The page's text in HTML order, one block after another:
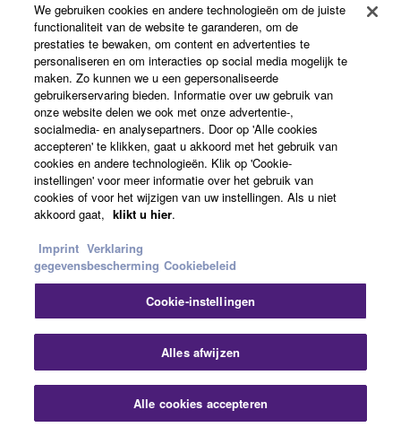
Harmony/Arpeggio
DSP
We gebruiken cookies en andere technologieën om de juiste
functionaliteit van de website te garanderen, om de
prestaties te bewaken, om content en advertenties te
personaliseren en om interacties op social media mogelijk te
maken. Zo kunnen we u een gepersonaliseerde
gebruikerservaring bieden. Informatie over uw gebruik van
onze website delen we ook met onze advertentie-,
socialmedia- en analysepartners. Door op 'Alle cookies
accepteren' te klikken, gaat u akkoord met het gebruik van
cookies en andere technologieën. Klik op 'Cookie-
instellingen' voor meer informatie over het gebruik van
cookies of voor het wijzigen van uw instellingen. Als u niet
akkoord gaat, klikt u hier.
Imprint Verklaring
gegevensbescherming Cookiebeleid
Cookie-instellingen
Alles afwijzen
Alle cookies accepteren